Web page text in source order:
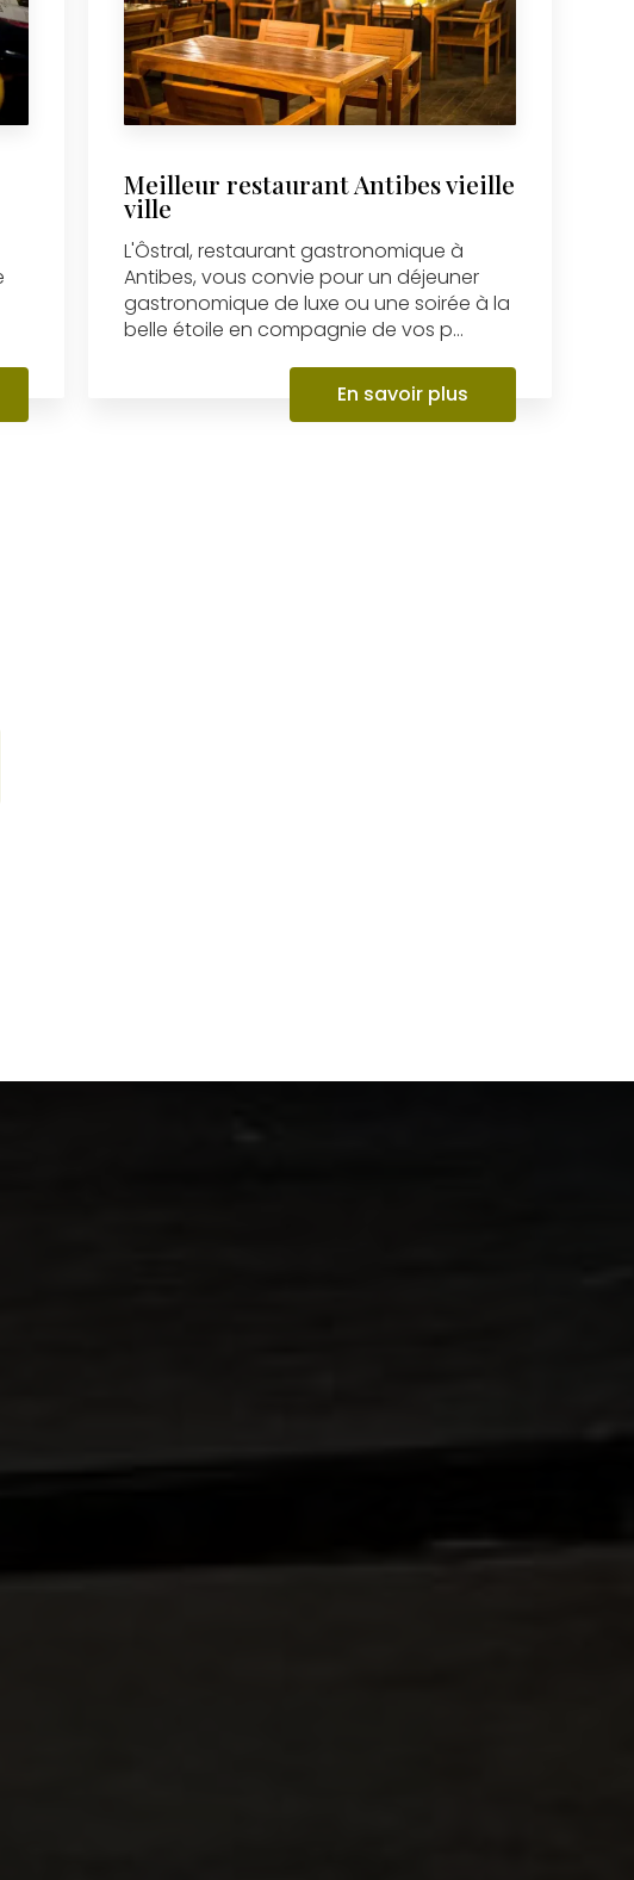
Meilleur restaurant Antibes vieille
ville
L'Ôstral, restaurant gastronomique à
Antibes, vous convie pour un déjeuner
gastronomique de luxe ou une soirée à la
belle étoile en compagnie de vos p...
En savoir plus